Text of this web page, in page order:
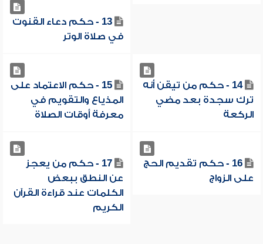
13 - حكم دعاء القنوت
في صلاة الوتر
14 - حكم من تيقن أنه
ترك سجدة بعد مضي
الركعة
15 - حكم الاعتماد على
المذياع والتقويم في
معرفة أوقات الصلاة
16 - حكم تقديم الحج
على الزواج
17 - حكم من يعجز
عن النطق ببعض
الكلمات عند قراءة القرآن
الكريم